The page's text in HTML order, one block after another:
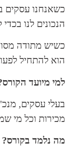
כשאנחנו עסקים
הנכונים לנו
כשיש מתודה
הוא להתחיל
למי מיועד
בעלי עסקים,
מכירות וכל מי
מה נלמד בקורס?